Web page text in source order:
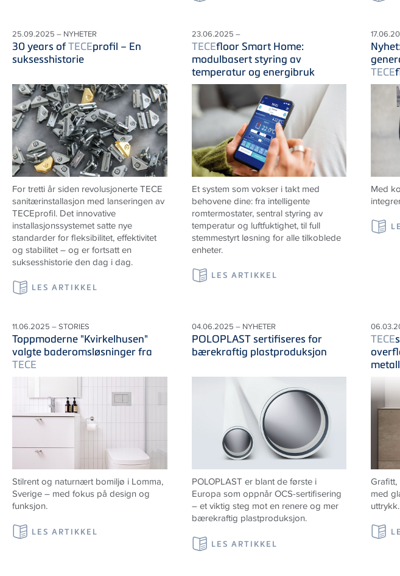
25.09.2025 – NYHETER
30 years ofTECEprofil – En
suksesshistorie
For tretti år siden revolusjonerteTECE
sanitærinstallasjon med lanseringen av
TECEprofil. Det innovative
installasjonssystemet satte nye
standarder for fleksibilitet, effektivitet
og stabilitet – og er fortsatt en
suksesshistorie den dag i dag.
LES ARTIKKEL
23.06.2025 –
TECEfloor Smart Home:
modulbasert styring av
temperatur og energibruk
Et system som vokser i takt med
behovene dine: fra intelligente
romtermostater, sentral styring av
temperatur og luftfuktighet, til full
stemmestyrt løsning for alle tilkoblede
enheter.
LES ARTIKKEL
TECE
Med
11.06.2025 – STORIES
Toppmoderne "Kvirkelhusen"
valgte baderomsløsninger fra
TECE
Stilrent og naturnært bomiljø i Lomma,
Sverige– med fokus på design og
funksjon.
LES ARTIKKEL
04.06.2025 – NYHETER
POLOPLAST sertifiseres for
bærekraftig plastproduksjon
POLOPLAST er blant de første i
Europa som oppnår OCS-sertifisering
– et viktig steg mot en renere og mer
bærekraftig plastproduksjon.
LES ARTIKKEL
TECE
med
uttrykk.